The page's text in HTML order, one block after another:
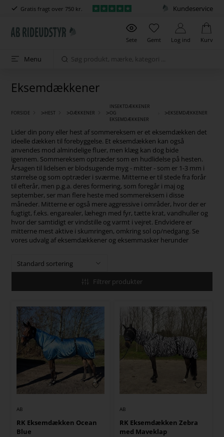
Gratis fragt over 750 kr. Kundeservice
Sete Gemt Log ind Kurv
Menu
Eksemdækkener
FORSIDE >HEST >DÆKKENER >
INSEKTDÆKKENER
OG
EKSEMDÆKKENER
>EKSEMDÆKKENER
Lider din pony eller hest af sommereksem er et eksemdækken det
ideelle dækken til forebyggelse. Et eksemdækken kan også
anvendes mod almindelige fluer, men klæg kan dog bide
igennem. Sommereksem optræder som en hudlidelse på hesten.
Årsagen til lidelsen er blodsugende myg - mitter - som er 1-3 mm i
størrelse og som optræder i sværme. Mitterne er til stede fra forår
til efterår, men p.g.a. deres formering, som foregår i maj og
september, ser man flere heste med sommereksem i disse
måneder. Mitterne er også mere aggressive i områder, hvor der er
fugtigt, f.eks. engarealer, læhegn med fyr, tætte krat, vandhuller og
hvor der samtidigt er vindstille og varmt i vejret. Endvidere er
mitterne mest aktive i skumringen, omkring sol op/nedgang. Se
vores udvalg af eksemdækkener og eksemmasker herunder
Filtrer produkter
AB
RK Eksemdækken Ocean
Blue
AB
RK Eksemdækken Zebra
med Maveklap